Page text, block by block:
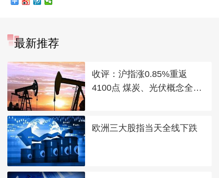
最新推荐
收评：沪指涨0.85%重返
4100点 煤炭、光伏概念全线
欧洲三大股指当天全线下跌